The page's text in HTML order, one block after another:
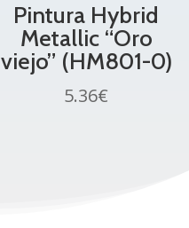
Pintura Hybrid
Metallic “Oro
viejo” (HM801-0)
5.36€